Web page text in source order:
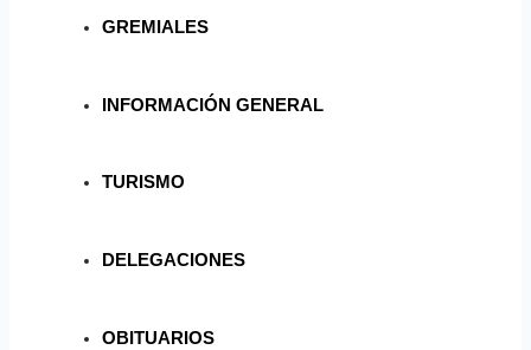
GREMIALES
INFORMACIÓN GENERAL
TURISMO
DELEGACIONES
OBITUARIOS